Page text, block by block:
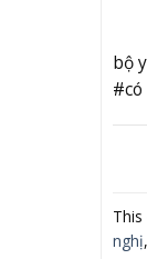
bộ
nghị,